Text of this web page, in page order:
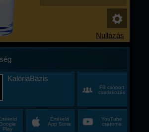
KalóriaBázis
FB csoport
csatlakozás
Play
Értékeld
App Store
YouTube
csatorna